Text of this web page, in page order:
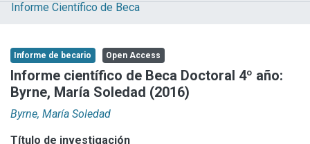
Explorar
Aportar material
Statistics
Informe Científico de Beca
Informe de becario Open Access
Informe científico de Beca Doctoral 4º año:
Byrne, María Soledad (2016)
Byrne, María Soledad
Título de investigación